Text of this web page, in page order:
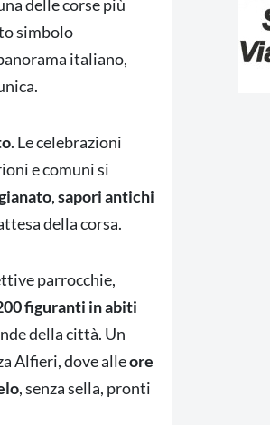
delle corse più
simbolo
italiano,
. Le celebrazioni
e comuni si
,sapori antichi
della corsa.
parrocchie,
figuranti in abiti
della città. Un
Alfieri, dove alleore
, senza sella, pronti